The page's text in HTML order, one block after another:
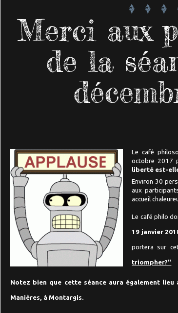
Merci aux
de la
Le café
octobre 2017
liberté est-
Environ 30
aux
accueil
Le café philo
19 janvier
portera sur
triompher?"
Notez bien que cette séance aura également lieu
Manières, à Montargis.